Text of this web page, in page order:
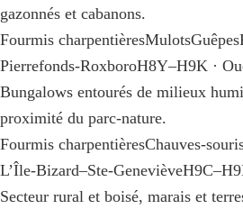
gazonnés et cabanons.
Fourmis charpentièresMulotsGuêpes
Pierrefonds-RoxboroH8Y–H9K ·
Bungalows entourés de milieux
proximité du parc-nature.
Fourmis charpentièresChauves-
L’Île-Bizard–Ste-Geneviève
Secteur rural et boisé, marais et